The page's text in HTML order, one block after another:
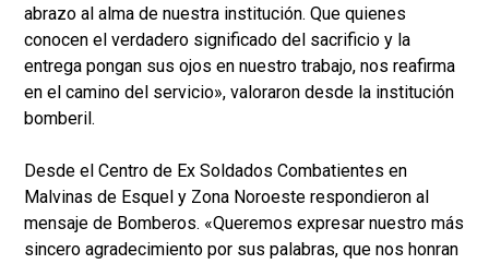
abrazo al alma de nuestra institución. Que quienes
conocen el verdadero significado del sacrificio y la
entrega pongan sus ojos en nuestro trabajo, nos reafirma
en el camino del servicio», valoraron desde la institución
bomberil.
Desde el Centro de Ex Soldados Combatientes en
Malvinas de Esquel y Zona Noroeste respondieron al
mensaje de Bomberos. «Queremos expresar nuestro más
sincero agradecimiento por sus palabras, que nos honran